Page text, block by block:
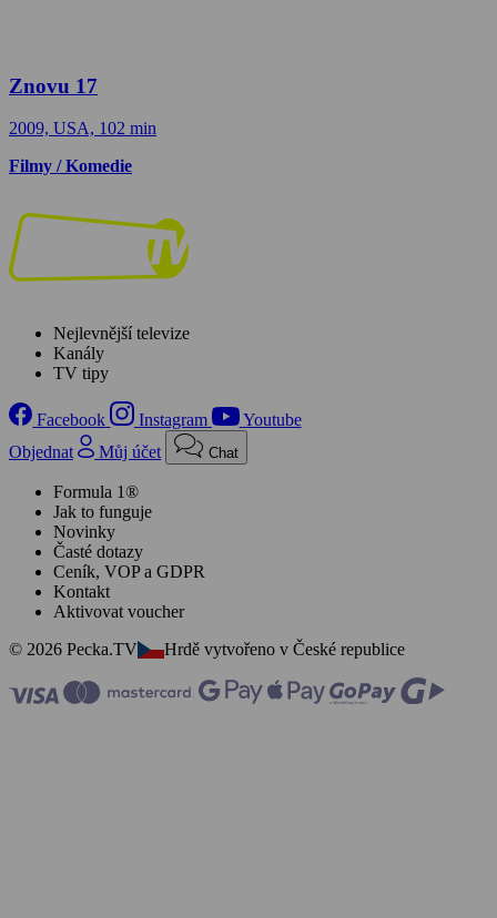
Znovu 17
2009, USA, 102 min
Filmy / Komedie
Nejlevnější televize
Kanály
TV tipy
Facebook Instagram
Youtube
Objednat
Můj účet Chat
Formula 1®
Jak to funguje
Novinky
Časté dotazy
Ceník, VOP a GDPR
Kontakt
Aktivovat voucher
© 2026 Pecka.TV
Hrdě vytvořeno v České republice